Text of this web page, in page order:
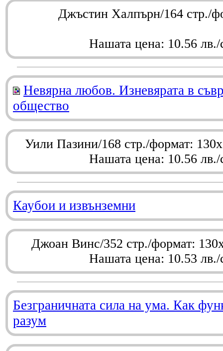
Джъстин Халпърн/164 стр./
Нашата цена: 10.56 лв./
Невярна любов. Изневярата в
общество
Уили Пазини/168 стр./формат:
Нашата цена: 10.56 лв./
Каубои и извънземни
Джоан Винс/352 стр./формат:
Нашата цена: 10.53 лв./
Безграничната сила на ума. Как
разум